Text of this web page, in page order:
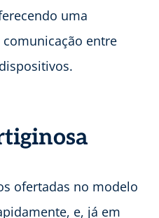
uma
entre
ofertadas no modelo
e, já em